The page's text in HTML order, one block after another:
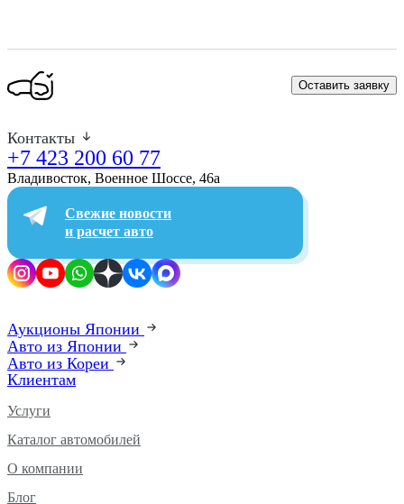
Оставить заявку
Контакты
+7 423 200 60 77
Владивосток, Военное Шоссе, 46а​
Свежие новости
и расчет авто
Аукционы Японии
Авто из Японии
Авто из Кореи
Клиентам
Услуги
Каталог автомобилей
О компании
Блог